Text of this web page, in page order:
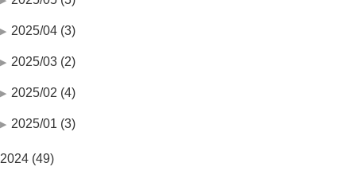
2025/04 (3)
2025/03 (2)
2025/02 (4)
2025/01 (3)
2024 (49)